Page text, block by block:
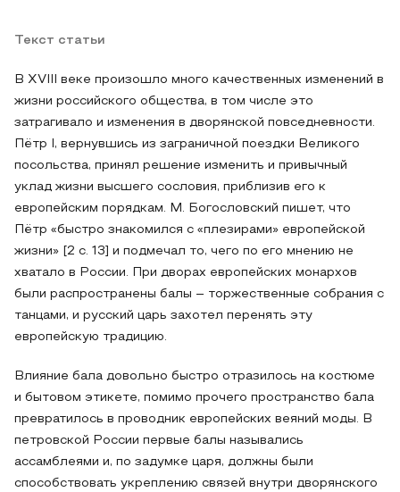
Текст статьи
В XVIII веке произошло много качественных изменений в
жизни российского общества, в том числе это
затрагивало и изменения в дворянской повседневности.
Пётр I, вернувшись из заграничной поездки Великого
посольства, принял решение изменить и привычный
уклад жизни высшего сословия, приблизив его к
европейским порядкам. М. Богословский пишет, что
Пётр «быстро знакомился с «плезирами» европейской
жизни» [2 с. 13] и подмечал то, чего по его мнению не
хватало в России. При дворах европейских монархов
были распространены балы – торжественные собрания с
танцами, и русский царь захотел перенять эту
европейскую традицию.
Влияние бала довольно быстро отразилось на костюме
и бытовом этикете, помимо прочего пространство бала
превратилось в проводник европейских веяний моды. В
петровской России первые балы назывались
ассамблеями и, по задумке царя, должны были
способствовать укреплению связей внутри дворянского